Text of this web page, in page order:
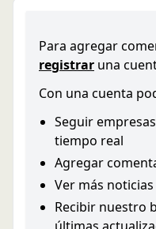
Para agregar
registrar una
Con una cuenta
Seguir
tiempo real
Agregar
Ver más
Recibir nuestro
últimas